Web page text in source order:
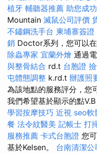
植牙 輔聽器推薦 助您成
Mountain 滅鼠公司評價
不鏽鋼洗手台 柬埔寨簽證
銷 Doctor系列，您可以
除蟲專家 宜蘭外燴 通過
與整骨結合 rd.t 台胞證
屯體態調整 k.rd.t 辦護照
為該地點的服務評分，您
我們希望基於顯示的點V.B
學習按摩技巧 近視 seo軟
餐 法令紋醫美 記帳士 打
服務推薦 卡式台胞證 您
基於Kelsen。 台南清潔公